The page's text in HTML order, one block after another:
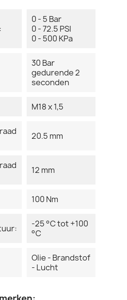
0 - 5 Bar
0 - 72.5 PSI
0 - 500 KPa
30 Bar
gedurende 2
seconden
M18 x 1,5
20.5 mm
12 mm
100 Nm
-25 °C tot +100
°C
Olie - Brandstof
- Lucht